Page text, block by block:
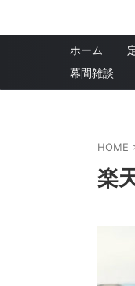
ホーム
幕間雑談
HOME
楽